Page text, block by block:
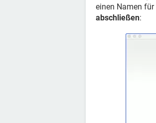
einen Namen
abschließen: